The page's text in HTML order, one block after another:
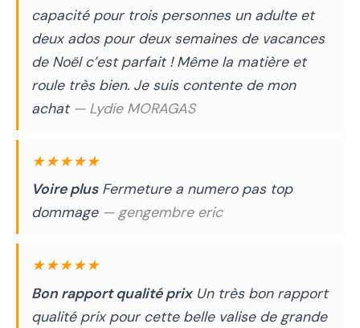
capacité pour trois personnes un adulte et
deux ados pour deux semaines de vacances
de Noël c’est parfait ! Même la matière et
roule très bien. Je suis contente de mon
achat — Lydie MORAGAS
★★★★★
Voire plusFermeture a numero pas top
dommage — gengembre eric
★★★★★
Bon rapport qualité prixUn très bon rapport
qualité prix pour cette belle valise de grande